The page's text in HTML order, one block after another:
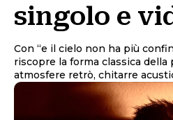
singolo e
Con “e il cielo non ha più
riscopre la forma classica della
atmosfere retrò, chitarre